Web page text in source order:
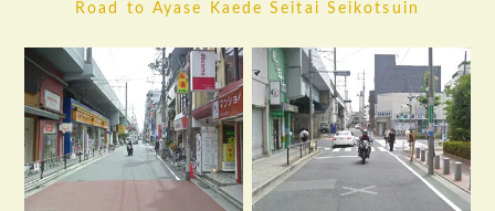
Road to Ayase Kaede Seitai Seikotsuin